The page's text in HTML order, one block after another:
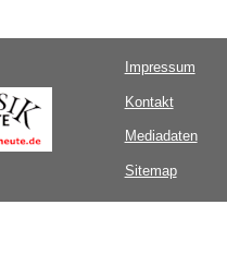
Impressum
Kontakt
Mediadaten
Sitemap